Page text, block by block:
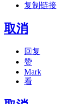
复制链接
取消
回复
赞
Mark
看